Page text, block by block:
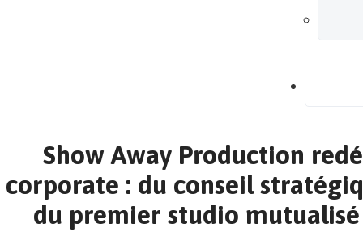
Show Away Production
corporate : du conseil
du premier studio mutualisé